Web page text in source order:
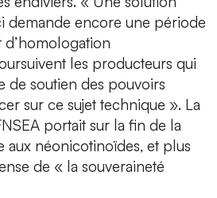
demande encore une période
d’homologation
les producteurs qui
de soutien des pouvoirs
sur ce sujet technique ». La
portait sur la fin de la
aux néonicotinoïdes, et plus
de « la souveraineté